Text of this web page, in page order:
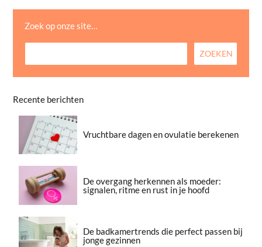
Zoek op onze site…
Recente berichten
Vruchtbare dagen en ovulatie berekenen
De overgang herkennen als moeder:
signalen, ritme en rust in je hoofd
De badkamertrends die perfect passen bij
jonge gezinnen